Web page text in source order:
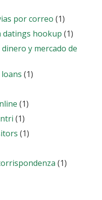
por correo (1)
datings hookup (1)
y mercado de
(1)
(1)
(1)
(1)
(1)